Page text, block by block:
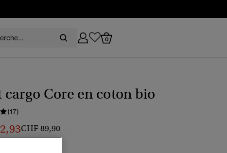
0
cargo Core en coton bio
(17)
Prix réduit de
CHF 89,90à
30 %